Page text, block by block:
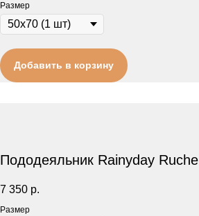
Размер
Добавить в корзину
Пододеяльник Rainyday Ruche
7 350 р.
Размер